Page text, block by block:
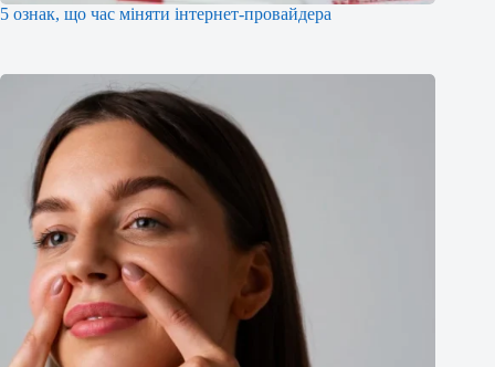
5 ознак, що час міняти інтернет-провайдера